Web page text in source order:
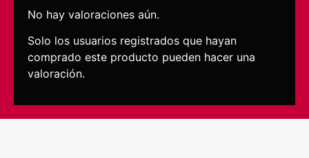
No hay valoraciones aún.
Solo los usuarios registrados que hayan
comprado este producto pueden hacer una
valoración.